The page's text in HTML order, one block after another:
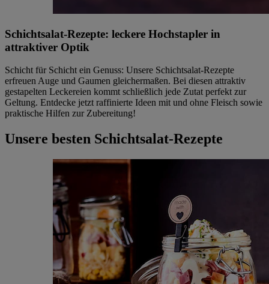
Schichtsalat-Rezepte: leckere Hochstapler in
attraktiver Optik
Schicht für Schicht ein Genuss: Unsere Schichtsalat-Rezepte
erfreuen Auge und Gaumen gleichermaßen. Bei diesen attraktiv
gestapelten Leckereien kommt schließlich jede Zutat perfekt zur
Geltung. Entdecke jetzt raffinierte Ideen mit und ohne Fleisch sowie
praktische Hilfen zur Zubereitung!
Unsere besten Schichtsalat-Rezepte